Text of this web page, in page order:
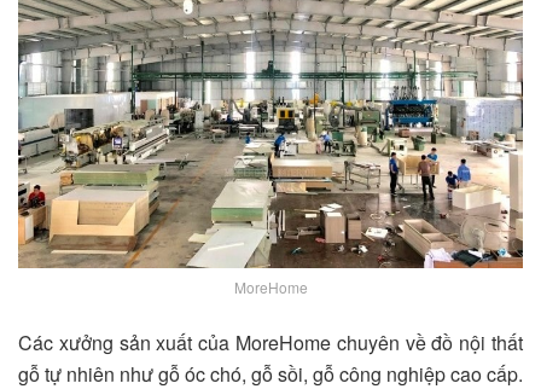
MoreHome
Các xưởng sản xuất của MoreHome chuyên về đồ nội thất
gỗ tự nhiên như gỗ óc chó, gỗ sồi, gỗ công nghiệp cao cấp.